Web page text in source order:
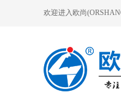
欢迎进入欧尚